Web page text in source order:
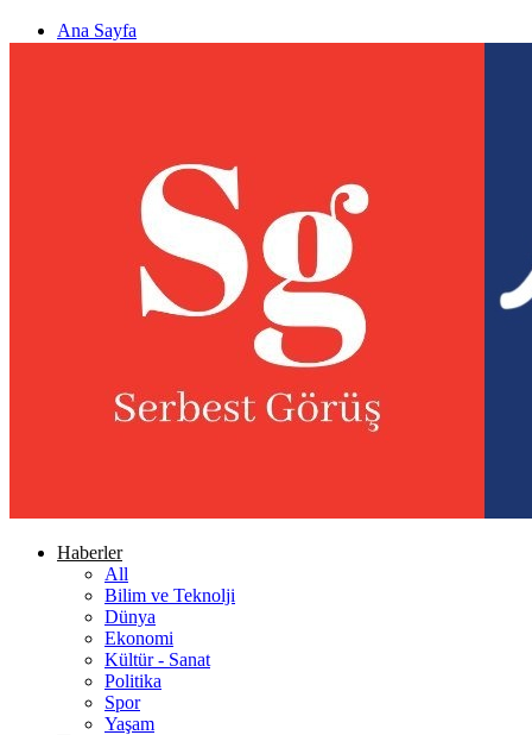
Ana Sayfa
Haberler
All
Bilim ve Teknolji
Dünya
Ekonomi
Kültür - Sanat
Politika
Spor
Yaşam